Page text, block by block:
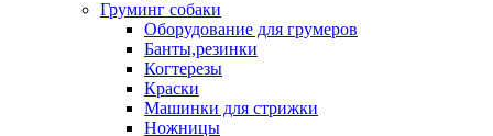
Груминг собаки
Оборудование для грумеров
Банты,резинки
Когтерезы
Краски
Машинки для стрижки
Ножницы